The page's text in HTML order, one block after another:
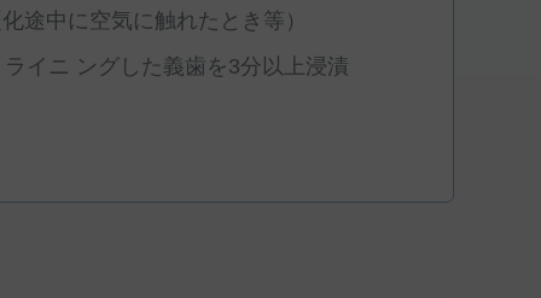
中に空気に触れたとき等）
イニ ングした義歯を3分以上浸漬